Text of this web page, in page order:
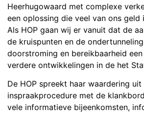
Heerhugowaard met complexe
een oplossing die veel van ons geld
Als HOP gaan wij er vanuit dat de
de kruispunten en de
doorstroming en bereikbaarheid
verdere ontwikkelingen in de het
De HOP spreekt haar waardering
inspraakprocedure met de
vele informatieve bijeenkomsten,